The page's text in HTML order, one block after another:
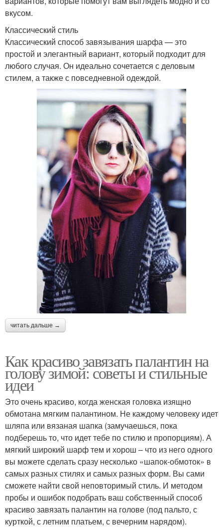
вкусом.
Классический стиль
Классический способ завязывания шарфа — это
простой и элегантный вариант, который подходит для
любого случая. Он идеально сочетается с деловым
стилем, а также с повседневной одеждой.
читать дальше →
Как красиво завязать палантин на
голову зимой: советы и стильные
идеи
Это очень красиво, когда женская головка изящно
обмотана мягким палантином. Не каждому человеку идет
шляпа или вязаная шапка (замучаешься, пока
подберешь то, что идет тебе по стилю и пропорциям). А
мягкий широкий шарф тем и хорош – что из него одного
вы можете сделать сразу несколько «шапок-обмоток» в
самых разных стилях и самых разных форм. Вы сами
сможете найти свой неповторимый стиль. И методом
пробы и ошибок подобрать ваш собственный способ
красиво завязать палантин на голове (под пальто, с
курткой, с летним платьем, с вечерним нарядом).